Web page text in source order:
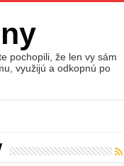
pochopili, že len vy sám
využijú a odkopnú po